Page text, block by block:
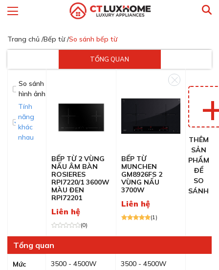
Trang chủ /Bếp từ /So sánh bếp từ
TỔNG QUAN
So sánh
hình ảnh
Tính
năng
khác
nhau
BẾP TỪ 2 VÙNG
NẤU ÂM BÀN
ROSIERES
RPI7220/1 3600W
MÀU ĐEN
RPI72201
Liên hệ
(0)
BẾP TỪ
MUNCHEN
GM8926FS 2
VÙNG NẤU
3700W
Liên hệ
(1)
THÊM
SẢN
PHẨM
ĐỂ
SO
SÁNH
Tổng quan
Mức
3500 - 4500W 3500 - 4500W